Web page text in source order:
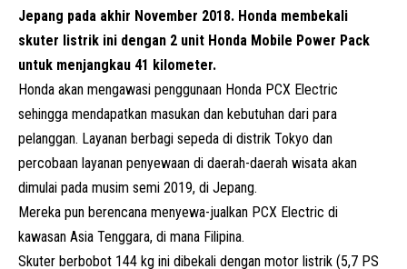
Jepang pada akhir November 2018. Honda membekali
skuter listrik ini dengan 2 unit Honda Mobile Power Pack
untuk menjangkau 41 kilometer.
Honda akan mengawasi penggunaan Honda PCX Electric
sehingga mendapatkan masukan dan kebutuhan dari para
pelanggan. Layanan berbagi sepeda di distrik Tokyo dan
percobaan layanan penyewaan di daerah-daerah wisata akan
dimulai pada musim semi 2019, di Jepang.
Mereka pun berencana menyewa-jualkan PCX Electric di
kawasan Asia Tenggara, di mana Filipina.
Skuter berbobot 144 kg ini dibekali dengan motor listrik (5,7 PS